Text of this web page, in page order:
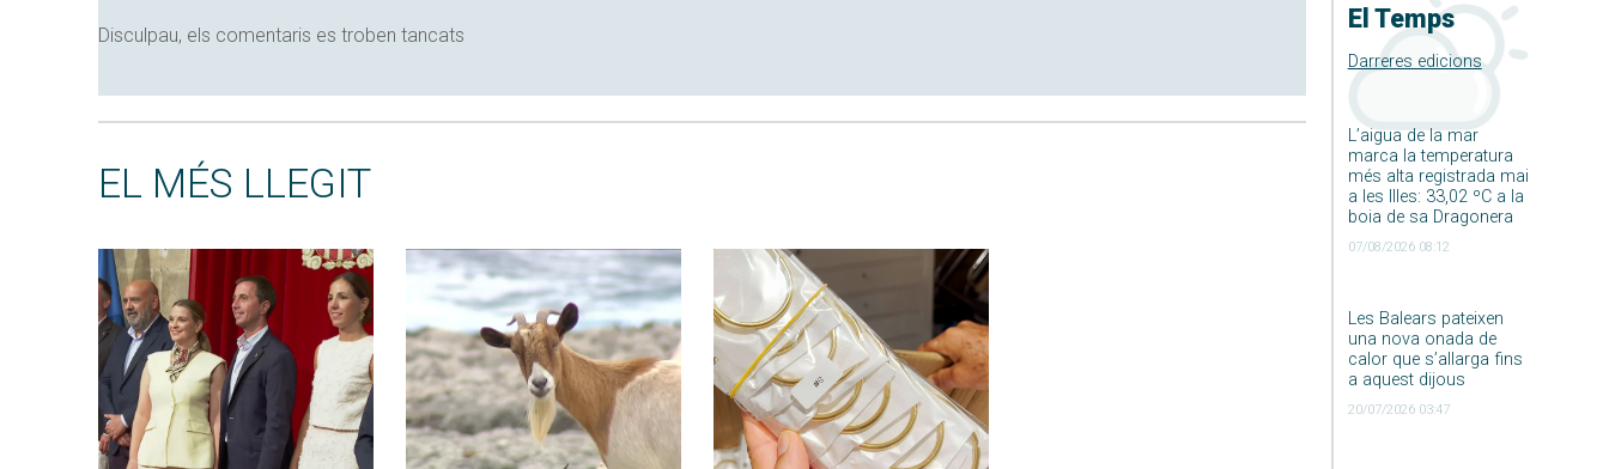
El Temps
Darreres edicions
L’aigua de la mar
marca la temperatura
més alta registrada mai
a les Illes: 33,02 ºC a la
boia de sa Dragonera
07/08/2026 08:12
Les Balears pateixen
una nova onada de
calor que s’allarga fins
a aquest dijous
20/07/2026 03:47
Disculpau, els comentaris es troben tancats
EL MÉS LLEGIT